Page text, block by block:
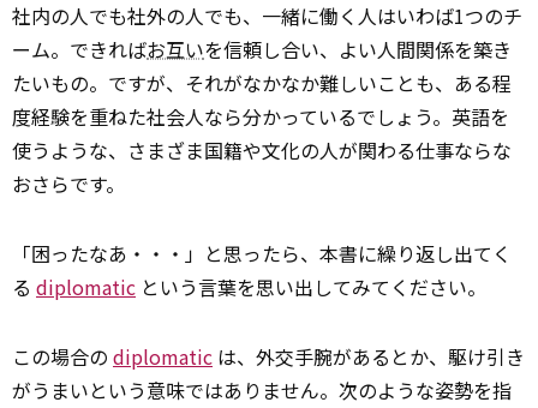
社内の人でも社外の人でも、一緒に働く人はいわば1つのチ
ーム。できればお互いを信頼し合い、よい人間関係を築き
たいもの。ですが、それがなかなか難しいことも、ある程
度経験を重ねた社会人なら分かっているでしょう。英語を
使うような、さまざま国籍や文化の人が関わる仕事ならな
おさらです。
「困ったなあ・・・」と思ったら、本書に繰り返し出てく
る diplomatic という言葉を思い出してみてください。
この場合の diplomatic は、外交手腕があるとか、駆け引き
がうまいという意味ではありません。次のような姿勢を指